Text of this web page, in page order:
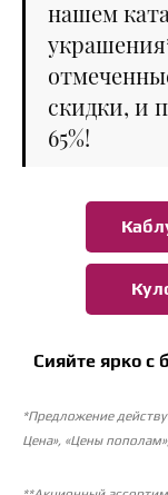
нашем
скидки, и
65%!
Сияйте ярко с
*Предложение
Цена», «Цены